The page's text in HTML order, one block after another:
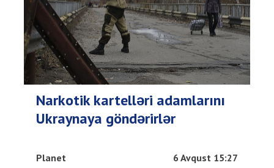
Narkotik kartelləri adamlarını
Ukraynaya göndərirlər
Planet 6 Avqust 15:27